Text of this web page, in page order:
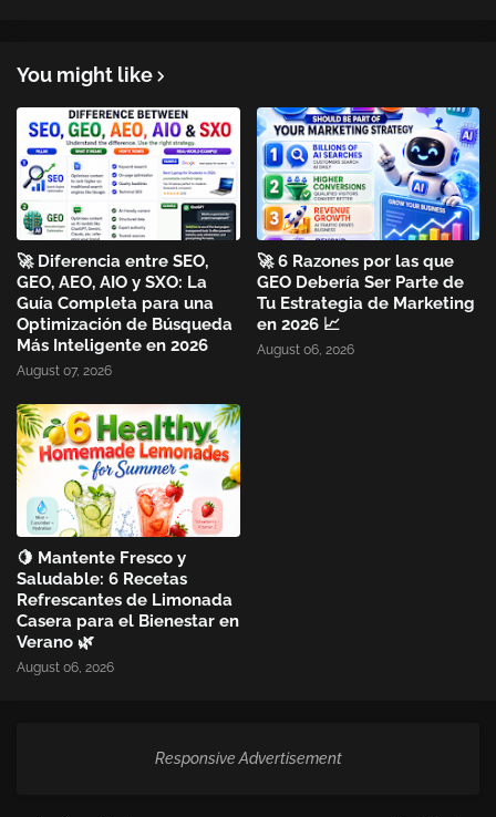
You might like
🚀 Diferencia entre SEO,
GEO, AEO, AIO y SXO: La
Guía Completa para una
Optimización de Búsqueda
Más Inteligente en 2026
August 07, 2026
🚀 6 Razones por las que
GEO Debería Ser Parte de
Tu Estrategia de Marketing
en 2026 📈
August 06, 2026
🍋 Mantente Fresco y
Saludable: 6 Recetas
Refrescantes de Limonada
Casera para el Bienestar en
Verano 🌿
August 06, 2026
Responsive Advertisement